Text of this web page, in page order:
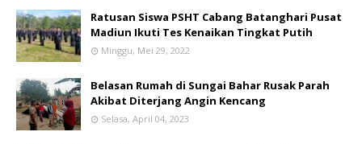
Ratusan Siswa PSHT Cabang Batanghari Pusat
Madiun Ikuti Tes Kenaikan Tingkat Putih
Minggu, Mei 29, 2022
Belasan Rumah di Sungai Bahar Rusak Parah
Akibat Diterjang Angin Kencang
Selasa, April 04, 2023